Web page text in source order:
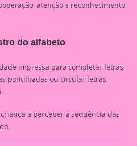
atenção e reconhecimento
do alfabeto
impressa para completar letras
pontilhadas ou circular letras
a perceber a sequência das